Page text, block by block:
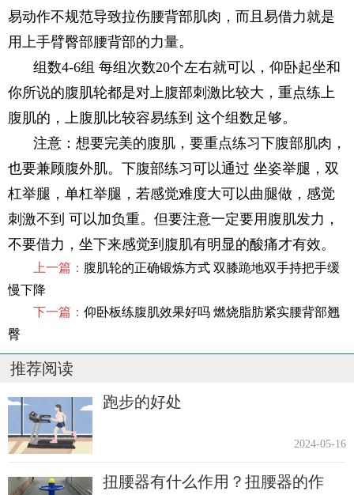
易动作不规范导致拉伤腰背部肌肉，而且易借力就是
用上手臂臀部腰背部的力量。
组数4-6组 每组次数20个左右就可以，仰卧起坐和
你所说的腹肌轮都是对上腹部刺激比较大，重点练上
腹肌的，上腹肌比较容易练到 这个组数足够。
注意：想要完美的腹肌，要重点练习下腹部肌肉，
也要兼顾腹外肌。下腹部练习可以通过 坐姿举腿，双
杠举腿，单杠举腿，若感觉难度大可以曲腿做，感觉
刺激不到 可以加负重。但要注意一定要用腹肌发力，
不要借力，坐下来感觉到腹肌有明显的酸痛才有效。
上一篇： 腹肌轮的正确锻炼方式 双膝跪地双手持把手缓
慢下降
下一篇： 仰卧板练腹肌效果好吗 燃烧脂肪紧实腰背部翘
臀
推荐阅读
跑步的好处
2024-05-16
扭腰器有什么作用？扭腰器的作